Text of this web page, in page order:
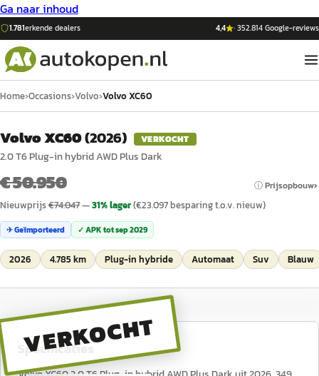
Ga naar inhoud
1.781erkende dealers 4,4 ·352.814Google-reviews
Home›Occasions›Volvo›Volvo XC60
Volvo XC60(2026) VERKOCHT
2.0 T6 Plug-in hybrid AWD Plus Dark
€ 50.950 ⓘ Prijsopbouw
Nieuwprijs€74.047—31% lager(€23.097besparing t.o.v. nieuw)
✈ Geïmporteerd ✓ APK totsep 2029
2026 4.785 km Plug-in hybride Automaat Suv Blauw
VERKOCHT
Specificaties